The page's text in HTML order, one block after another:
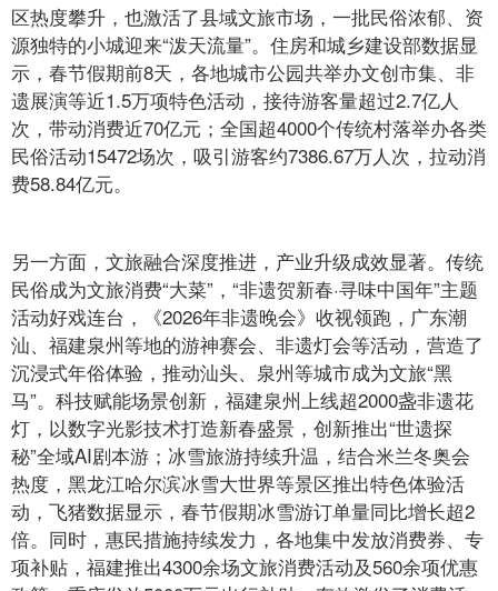
区热度攀升，也激活了县域文旅市场，一批民俗浓郁、资
源独特的小城迎来“泼天流量”。住房和城乡建设部数据显
示，春节假期前8天，各地城市公园共举办文创市集、非
遗展演等近1.5万项特色活动，接待游客量超过2.7亿人
次，带动消费近70亿元；全国超4000个传统村落举办各类
民俗活动15472场次，吸引游客约7386.67万人次，拉动消
费58.84亿元。
另一方面，文旅融合深度推进，产业升级成效显著。传统
民俗成为文旅消费“大菜”，“非遗贺新春·寻味中国年”主题
活动好戏连台，《2026年非遗晚会》收视领跑，广东潮
汕、福建泉州等地的游神赛会、非遗灯会等活动，营造了
沉浸式年俗体验，推动汕头、泉州等城市成为文旅“黑
马”。科技赋能场景创新，福建泉州上线超2000盏非遗花
灯，以数字光影技术打造新春盛景，创新推出“世遗探
秘”全域AI剧本游；冰雪旅游持续升温，结合米兰冬奥会
热度，黑龙江哈尔滨冰雪大世界等景区推出特色体验活
动，飞猪数据显示，春节假期冰雪游订单量同比增长超2
倍。同时，惠民措施持续发力，各地集中发放消费券、专
项补贴，福建推出4300余场文旅消费活动及560余项优惠